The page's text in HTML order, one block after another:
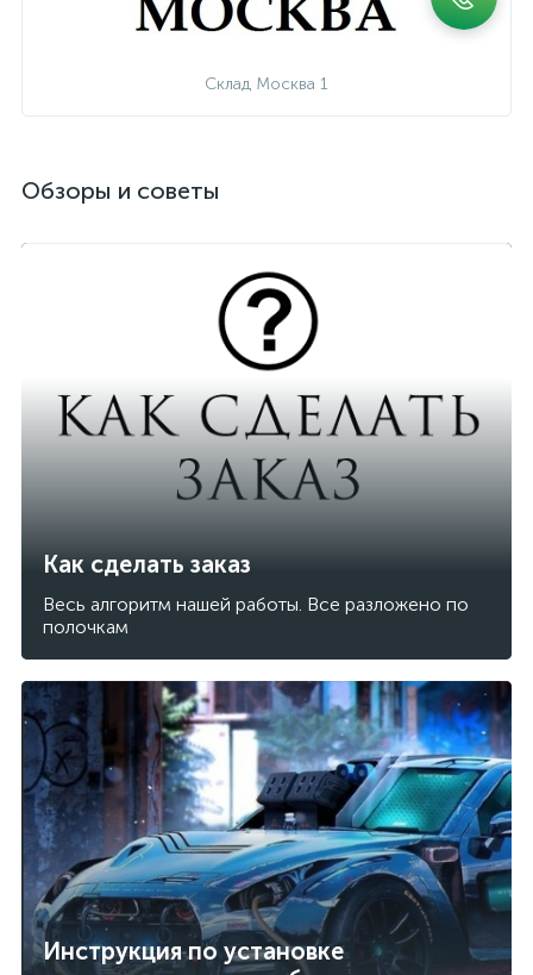
Склад Москва 1
Обзоры и советы
Как сделать заказ
Весь алгоритм нашей работы. Все разложено по
полочкам
Инструкция по установке